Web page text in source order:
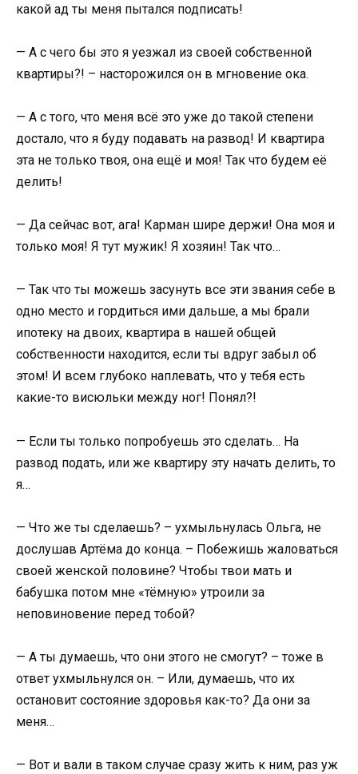
какой ад ты меня пытался подписать!
— А с чего бы это я уезжал из своей собственной
квартиры?! – насторожился он в мгновение ока.
— А с того, что меня всё это уже до такой степени
достало, что я буду подавать на развод! И квартира
эта не только твоя, она ещё и моя! Так что будем её
делить!
— Да сейчас вот, ага! Карман шире держи! Она моя и
только моя! Я тут мужик! Я хозяин! Так что…
— Так что ты можешь засунуть все эти звания себе в
одно место и гордиться ими дальше, а мы брали
ипотеку на двоих, квартира в нашей общей
собственности находится, если ты вдруг забыл об
этом! И всем глубоко наплевать, что у тебя есть
какие-то висюльки между ног! Понял?!
— Если ты только попробуешь это сделать… На
развод подать, или же квартиру эту начать делить, то
я…
— Что же ты сделаешь? – ухмыльнулась Ольга, не
дослушав Артёма до конца. – Побежишь жаловаться
своей женской половине? Чтобы твои мать и
бабушка потом мне «тёмную» утроили за
неповиновение перед тобой?
— А ты думаешь, что они этого не смогут? – тоже в
ответ ухмыльнулся он. – Или, думаешь, что их
остановит состояние здоровья как-то? Да они за
меня…
— Вот и вали в таком случае сразу жить к ним, раз уж